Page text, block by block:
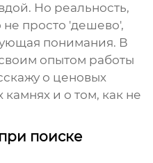
Но реальность,
не просто 'дешево',
понимания. В
опытом работы
о ценовых
камнях и о том, как не
поиске